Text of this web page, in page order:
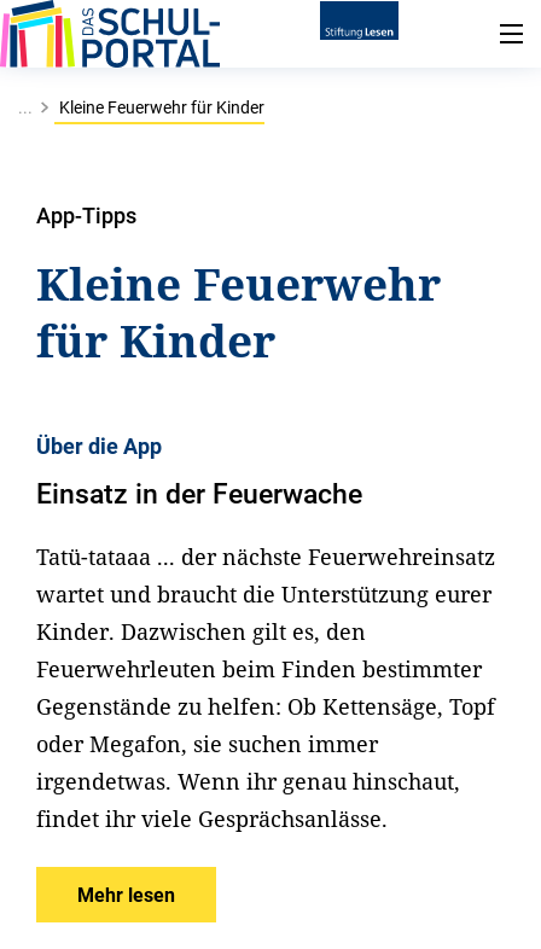
... Kleine Feuerwehr für Kinder
App-Tipps
Kleine Feuerwehr
für Kinder
Über die App
Einsatz in der Feuerwache
Tatü-tataaa ... der nächste Feuerwehreinsatz
wartet und braucht die Unterstützung eurer
Kinder. Dazwischen gilt es, den
Feuerwehrleuten beim Finden bestimmter
Gegenstände zu helfen: Ob Kettensäge, Topf
oder Megafon, sie suchen immer
irgendetwas. Wenn ihr genau hinschaut,
findet ihr viele Gesprächsanlässe.
Mehr lesen